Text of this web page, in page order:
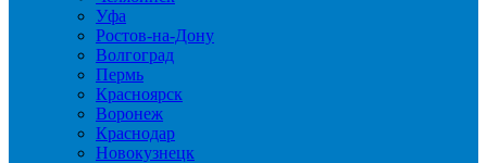
Уфа
Ростов-на-Дону
Волгоград
Пермь
Красноярск
Воронеж
Краснодар
Новокузнецк